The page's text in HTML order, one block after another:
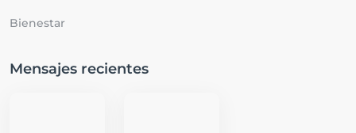
Bienestar
Mensajes recientes